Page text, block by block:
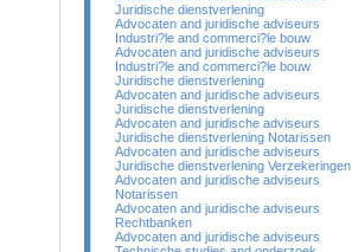
Juridische dienstverlening
Advocaten and juridische adviseurs
Industri?le and commerci?le bouw
Advocaten and juridische adviseurs
Industri?le and commerci?le bouw
Juridische dienstverlening
Advocaten and juridische adviseurs
Juridische dienstverlening
Advocaten and juridische adviseurs
Juridische dienstverlening Notarissen
Advocaten and juridische adviseurs
Juridische dienstverlening Verzekeringen
Advocaten and juridische adviseurs
Notarissen
Advocaten and juridische adviseurs
Rechtbanken
Advocaten and juridische adviseurs